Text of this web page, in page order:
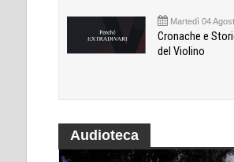
Martedì 04
Cronache e
del Violino
Audioteca